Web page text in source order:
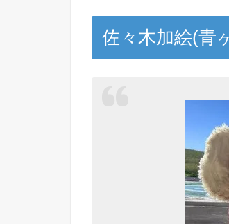
佐々木加絵(青